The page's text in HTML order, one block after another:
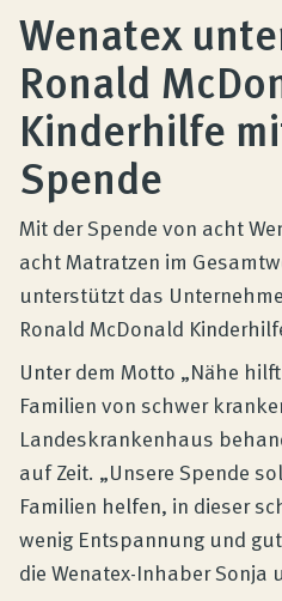
Kundenbewertungen
Produktberatung
Unternehmen
Kontakt
Magazin
Wenatex
Ronald
Kinderhilfe
Spende
Mit der Spende von acht
acht Matratzen im
unterstützt das
Ronald McDonald
Unter dem Motto „Nähe
Familien von schwer
Landeskrankenhaus
auf Zeit. „Unsere Spende
Familien helfen, in dieser
wenig Entspannung und
die Wenatex-Inhaber Sonja